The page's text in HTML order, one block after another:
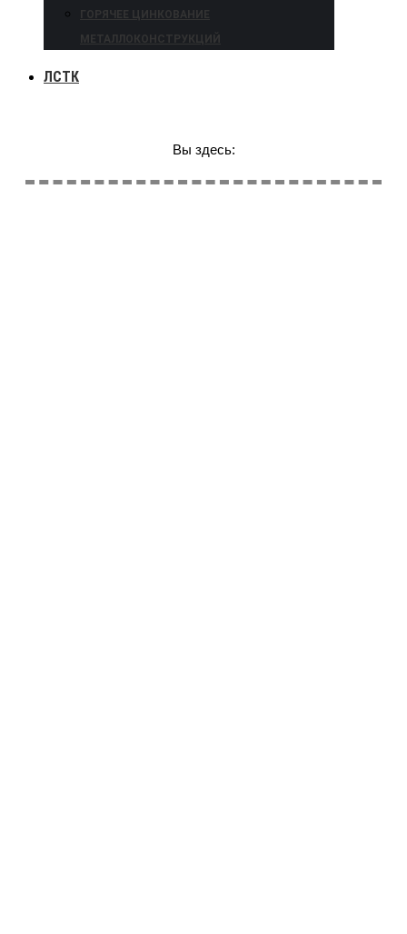
ГОРЯЧЕЕ ЦИНКОВАНИЕ
МЕТАЛЛОКОНСТРУКЦИЙ
ЛСТК
Вы здесь: